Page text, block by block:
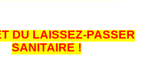
DU LAISSEZ-PASSER
SANITAIRE !